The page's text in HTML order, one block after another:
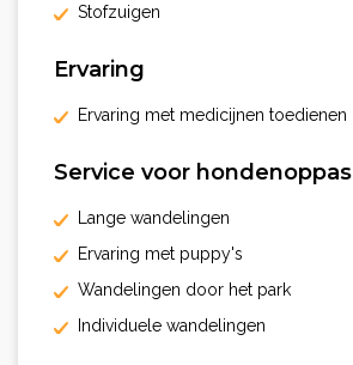
Stofzuigen
Ervaring
Ervaring met medicijnen toedienen
Service voor hondenoppas
Lange wandelingen
Ervaring met puppy's
Wandelingen door het park
Individuele wandelingen